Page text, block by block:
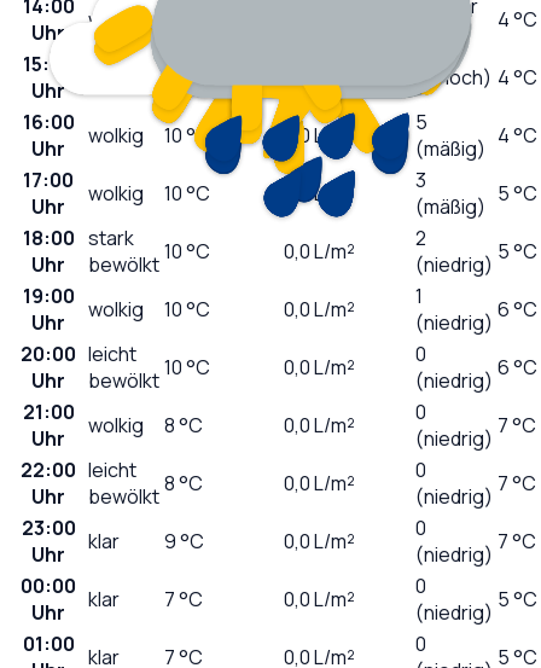
14:00
Uhr
wolkig
8 (sehr
hoch)
4 °C
15:00
Uhr
9°C 7 (hoch) 4 °C
16:00
Uhr
wolkig 10°C 0,0L/m²
5
(mäßig) 4 °C
17:00
Uhr
wolkig 10°C 0,0 L/m²
3
(mäßig) 5 °C
18:00
Uhr
stark
bewölkt10°C 0,0L/m²
2
(niedrig) 5 °C
19:00
Uhr
wolkig 10°C 0,0L/m²
1
(niedrig) 6 °C
20:00
Uhr
leicht
bewölkt10°C 0,0L/m²
0
(niedrig) 6 °C
21:00
Uhr
wolkig 8°C 0,0L/m²
0
(niedrig) 7 °C
22:00
Uhr
leicht
bewölkt8°C 0,0L/m²
0
(niedrig) 7 °C
23:00
Uhr
klar 9°C 0,0L/m²
0
(niedrig) 7 °C
00:00
Uhr
klar 7°C 0,0L/m²
0
(niedrig) 5 °C
01:00 klar 7°C 0,0L/m²
0
5 °C